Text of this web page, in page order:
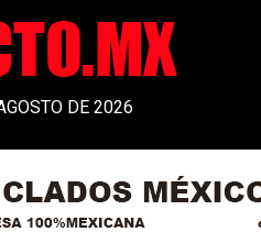
DE 2026